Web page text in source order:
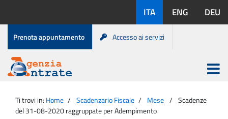
contenuto
disponibili:
ITA ENG DEU
Menu
di
servizio
Prenota appuntamento Accesso ai servizi
Agenzia
Entrate
Apri
menu
principale
Ti trovi in: Home Scadenzario Fiscale Mese
Scadenze
del 31-08-2020 raggruppate per Adempimento